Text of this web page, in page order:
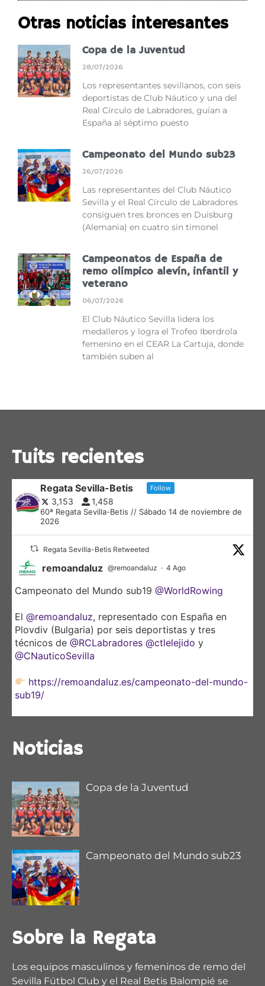
Otras noticias interesantes
Copa de la Juventud
28/07/2026
Los representantes sevillanos, con seis
deportistas de Club Náutico y una del
Real Círculo de Labradores, guían a
España al séptimo puesto
Campeonato del Mundo sub23
26/07/2026
Las representantes del Club Náutico
Sevilla y el Real Círculo de Labradores
consiguen tres bronces en Duisburg
(Alemania) en cuatro sin timonel
Campeonatos de España de
remo olímpico alevín, infantil y
veterano
06/07/2026
El Club Náutico Sevilla lidera los
medalleros y logra el Trofeo Iberdrola
femenino en el CEAR La Cartuja, donde
también suben al
Tuits recientes
Regata Sevilla-Betis Follow
3,153 1,458
60ª Regata Sevilla-Betis // Sábado 14 de noviembre de
2026
Regata Sevilla-Betis Retweeted
remoandaluz @remoandaluz · 4 Ago
Campeonato del Mundo sub19 @WorldRowing
El @remoandaluz, representado con España en
Plovdiv (Bulgaria) por seis deportistas y tres
técnicos de @RCLabradores @ctlelejido y
@CNauticoSevilla
https://remoandaluz.es/campeonato-del-mundo-
sub19/
1 5
remoandaluz @remoandaluz
@muchodeportecom/ La satisfacción de Esther
Fuerte
Noticias
Copa de la Juventud
Campeonato del Mundo sub23
Sobre la Regata
Los equipos masculinos y femeninos de remo del
Sevilla Fútbol Club y el Real Betis Balompié se